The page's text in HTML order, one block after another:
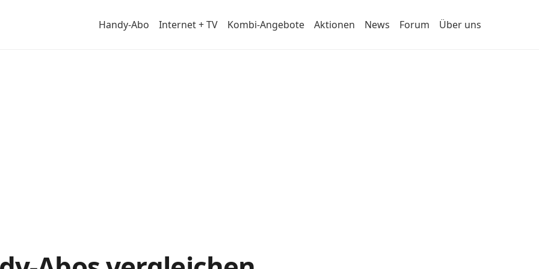
Handy-Abo Internet + TV Kombi-Angebote Aktionen News Forum Über uns